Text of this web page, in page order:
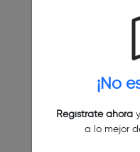
¡No
Regístrate ahoray
a lo mejor